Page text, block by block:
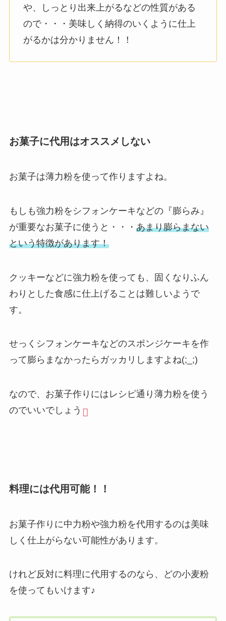
や、しっとり出来上がるなどの性質がある
ので・・・美味しく納得のいくように仕上
がるかは分かりません！！
お菓子に代用はオススメしない
お菓子は薄力粉を使って作りますよね。
もしも強力粉をシフォンケーキなどの『膨らみ』
が重要なお菓子に使うと・・・ あまり膨らまない
という特徴があります！
クッキーなどに強力粉を使っても、固くなりふん
わりとした食感に仕上げることは難しいようで
す。
せっくシフォンケーキなどのスポンジケーキを作
って膨らまなかったらガッカリしますよね(;_;)
なので、お菓子作りにはレシピ通り薄力粉を使う
のでいいでしょう
料理には代用可能！！
お菓子作りに中力粉や強力粉を代用するのは美味
しく仕上がらない可能性があります。
けれど反対に料理に代用するのなら、どの小麦粉
を使ってもいけます♪